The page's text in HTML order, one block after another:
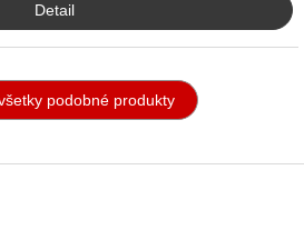
Detail
podobné produkty